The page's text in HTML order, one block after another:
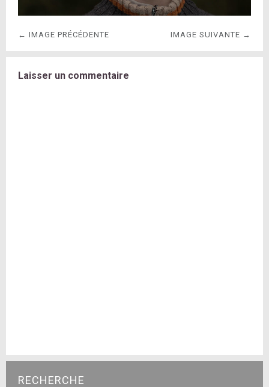
← IMAGE PRÉCÉDENTE IMAGE SUIVANTE →
Laisser un commentaire
RECHERCHE